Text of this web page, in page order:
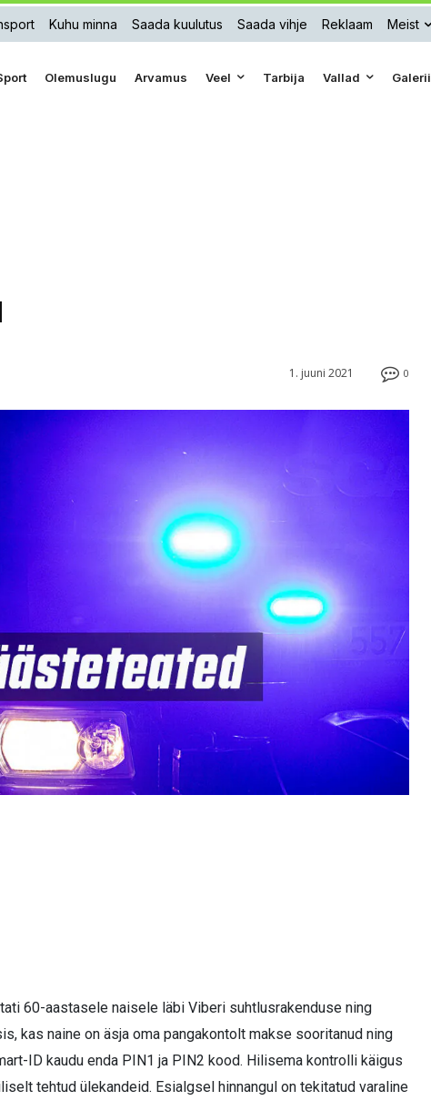
Kuhu minna Saada kuulutus Saada vihje Reklaam Meist
Olemuslugu Arvamus Veel Tarbija Vallad Galerii
0
1. juuni 2021
60-aastasele naisele läbi Viberi suhtlusrakenduse ning
kas naine on äsja oma pangakontolt makse sooritanud ning
ID kaudu enda PIN1 ja PIN2 kood. Hilisema kontrolli käigus
tehtud ülekandeid. Esialgsel hinnangul on tekitatud varaline